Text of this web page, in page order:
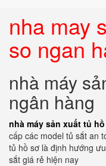
nha may
so ngan
nhà máy
ngân hàng
nhà máy sản xuất tủ
cấp các model tủ sắt an
tủ hồ sơ là định hướng
sắt giá rẻ hiện nay